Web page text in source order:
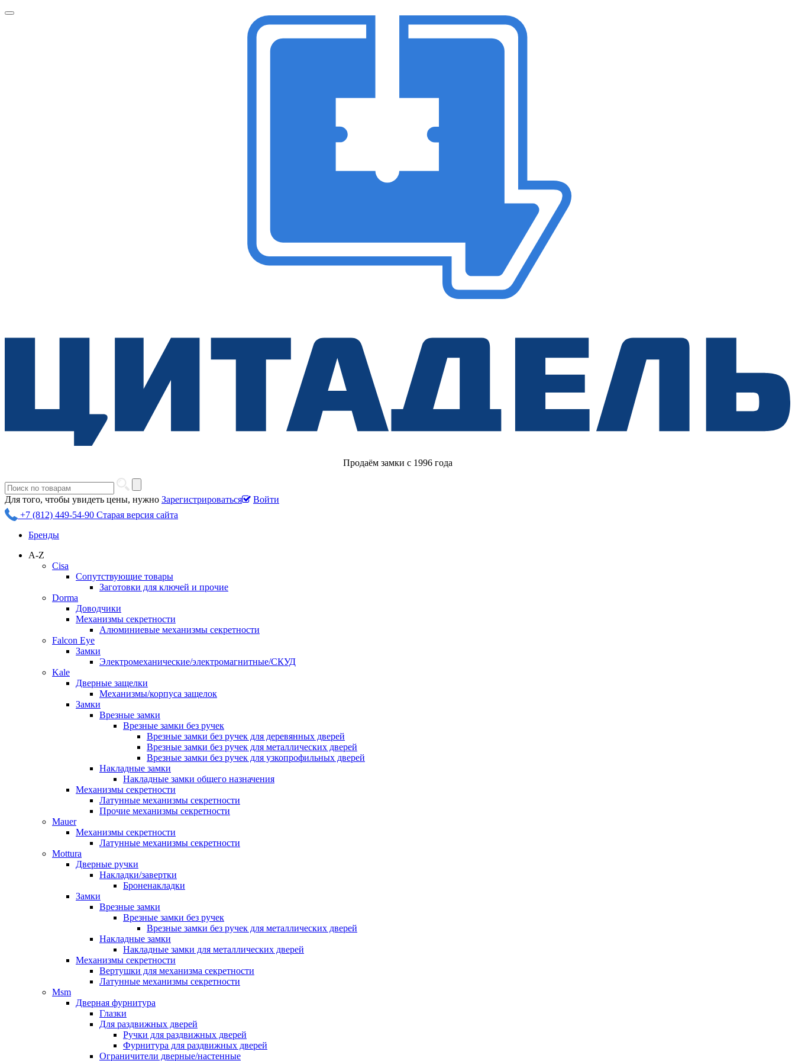
Продаём замки с 1996 года
Для того, чтобы увидеть цены, нужно Зарегистрироваться
Войти
+7 (812) 449-54-90 Старая версия сайта
Бренды
A-Z
Cisa
Сопутствующие товары
Заготовки для ключей и прочие
Dorma
Доводчики
Механизмы секретности
Алюминиевые механизмы секретности
Falcon Eye
Замки
Электромеханические/электромагнитные/СКУД
Kale
Дверные защелки
Механизмы/корпуса защелок
Замки
Врезные замки
Врезные замки без ручек
Врезные замки без ручек для деревянных дверей
Врезные замки без ручек для металлических дверей
Врезные замки без ручек для узкопрофильных дверей
Накладные замки
Накладные замки общего назначения
Механизмы секретности
Латунные механизмы секретности
Прочие механизмы секретности
Mauer
Механизмы секретности
Латунные механизмы секретности
Mottura
Дверные ручки
Накладки/завертки
Броненакладки
Замки
Врезные замки
Врезные замки без ручек
Врезные замки без ручек для металлических дверей
Накладные замки
Накладные замки для металлических дверей
Механизмы секретности
Вертушки для механизма секретности
Латунные механизмы секретности
Msm
Дверная фурнитура
Глазки
Для раздвижных дверей
Ручки для раздвижных дверей
Фурнитура для раздвижных дверей
Ограничители дверные/настенные